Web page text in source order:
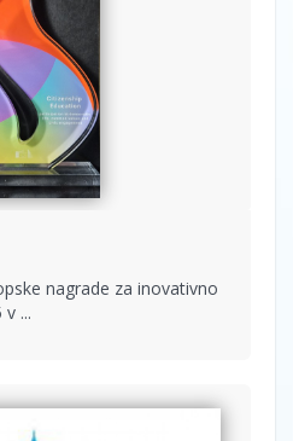
nagrade za inovativno
...